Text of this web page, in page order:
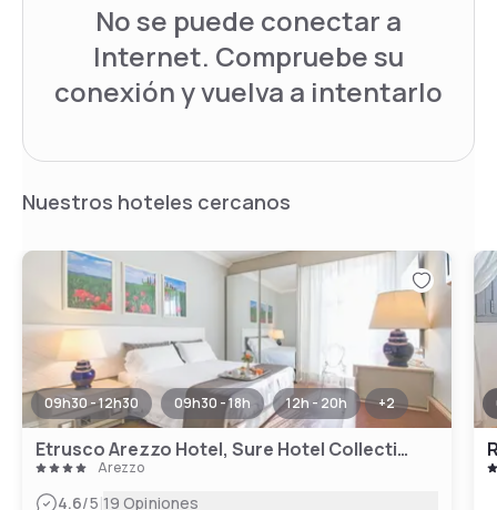
No se puede conectar a
Internet. Compruebe su
conexión y vuelva a intentarlo
Nuestros hoteles cercanos
09h30 - 12h30 09h30 - 18h 12h - 20h +2
Etrusco Arezzo Hotel, Sure Hotel Collection by Best Western
Arezzo
4.6/5|19 Opiniones